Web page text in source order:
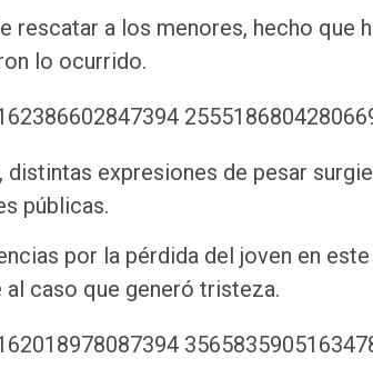
rescatar a los menores, hecho que
lo ocurrido.
expresiones de pesar
públicas.
por la pérdida del joven en
caso que generó tristeza.